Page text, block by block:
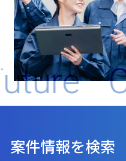
案件情報を検索